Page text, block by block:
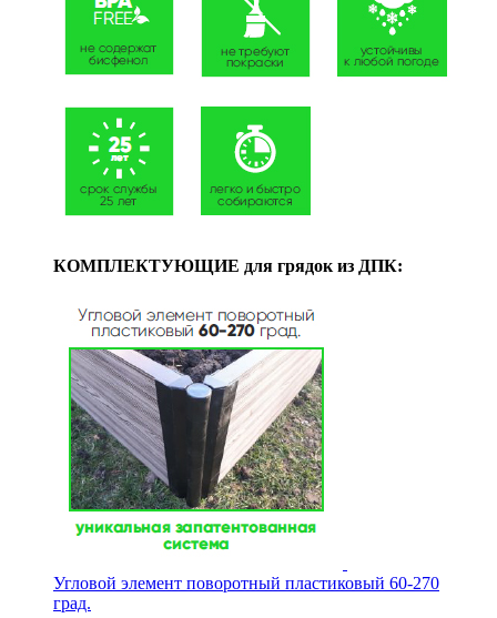
КОМПЛЕКТУЮЩИЕ для грядок из ДПК:
Угловой элемент поворотный пластиковый 60-270
град.